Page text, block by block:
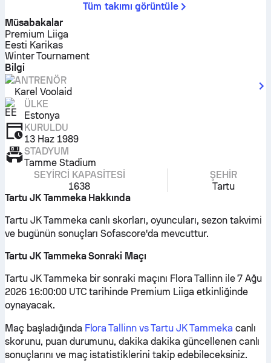
Tüm takımı görüntüle
Müsabakalar
Premium Liiga
Eesti Karikas
Winter Tournament
Bilgi
ANTRENÖR
Karel Voolaid
ÜLKE
Estonya
KURULDU
13 Haz 1989
STADYUM
Tamme Stadium
SEYIRCI KAPASITESI
1638
ŞEHIR
Tartu
Tartu JK Tammeka Hakkında
Tartu JK Tammeka canlı skorları, oyuncuları, sezon takvimi
ve bugünün sonuçları Sofascore'da mevcuttur.
Tartu JK Tammeka Sonraki Maçı
Tartu JK Tammeka bir sonraki maçını Flora Tallinn ile 7 Ağu
2026 16:00:00 UTC tarihinde Premium Liiga etkinliğinde
oynayacak.
Maç başladığında Flora Tallinn vs Tartu JK Tammeka canlı
skorunu, puan durumunu, dakika dakika güncellenen canlı
sonuçlarını ve maç istatistiklerini takip edebileceksiniz.